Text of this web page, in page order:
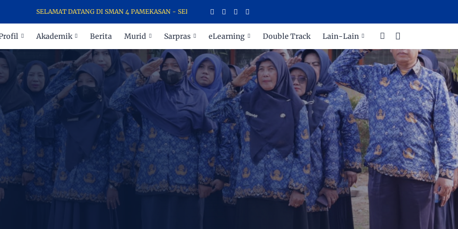
SELAMAT DATANG DI SMAN 4 PAMEKASAN - SEKOLAH PARA JUARA
Akademik Berita Murid Sarpras eLearning Double Track Lain-Lain